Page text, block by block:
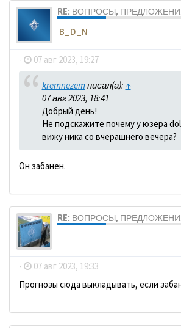
RE: ВОПРОСЫ,
B_D_N
- 07 авг 2023, 19:27
kremnezemписал(а): ↑
07 авг 2023, 18:41
Добрый день!
Не подскажите почему у юзера
вижу ника со вчерашнего вечера?
Он забанен.
RE: ВОПРОСЫ,
- 07 авг 2023, 19:33
Прогнозы сюда выкладывать, если